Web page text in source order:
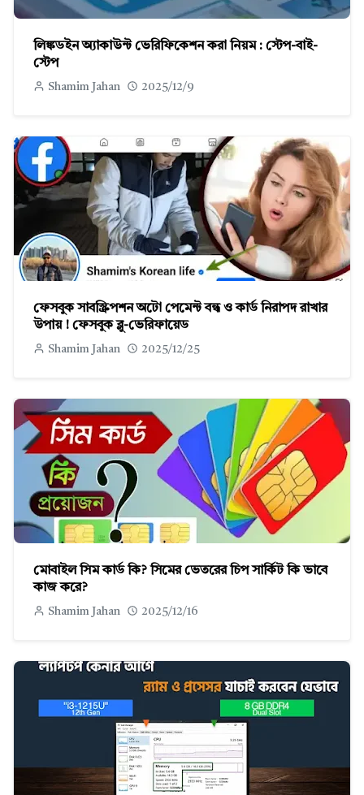
লিঙ্কডইন অ্যাকাউন্ট ভেরিফিকেশন করা নিয়ম : স্টেপ-বাই-
স্টেপ
Shamim Jahan 2025/12/9
ফেসবুক সাবস্ক্রিপশন অটো পেমেন্ট বন্ধ ও কার্ড নিরাপদ রাখার
উপায় ! ফেসবুক ব্লু-ভেরিফায়েড
Shamim Jahan 2025/12/25
মোবাইল সিম কার্ড কি? সিমের ভেতরের চিপ সার্কিট কি ভাবে
কাজ করে?
Shamim Jahan 2025/12/16